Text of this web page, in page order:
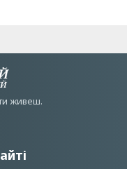
живеш.